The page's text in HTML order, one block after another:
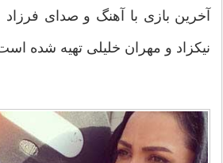
آخرین بازی با آهنگ و صدای فرزاد
نیکزاد و مهران خلیلی تهیه شده